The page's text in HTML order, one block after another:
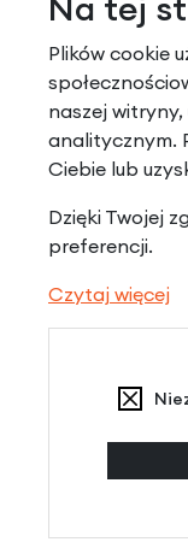
Czerwony/
525,00 zł
Siodełko
Plików cookie
naszej
analitycznym.
Ciebie lub
Dzięki Twojej
preferencji.
Czytaj więcej